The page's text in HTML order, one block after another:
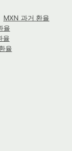
MXN 과거 환율
율
율
율